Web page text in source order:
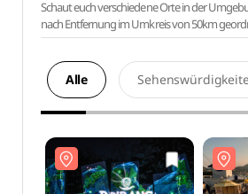
Schaut euch verschiedene Orte in der
nach Entfernung im Umkreis von 50km
Alle